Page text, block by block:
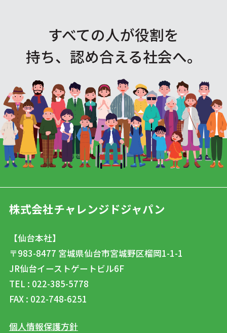
すべての人が役割を
持ち、認め合える社会へ。
株式会社チャレンジドジャパン
【仙台本社】
〒983-8477 宮城県仙台市宮城野区榴岡1-1-1
JR仙台イーストゲートビル6F
TEL : 022-385-5778
FAX : 022-748-6251
個人情報保護方針